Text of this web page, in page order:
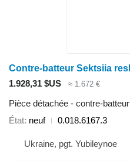
1.928,31 $US ≈ 1.672 €
Pièce détachée - contre-batteur
État neuf 0.018.6167.3
Ukraine, pgt. Yubileynoe